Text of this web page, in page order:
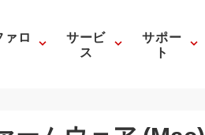
ロ サービ
ス
サポー
ト